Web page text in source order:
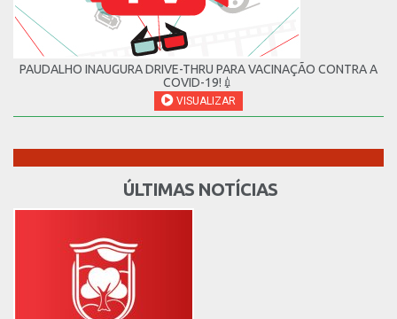
PAUDALHO INAUGURA DRIVE-THRU PARA VACINAÇÃO CONTRA A
COVID-19!💉
VISUALIZAR
ÚLTIMAS NOTÍCIAS